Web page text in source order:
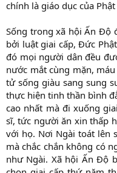
chính là giáo dục của
Sống trong xã hội Ấn Độ
bởi luật giai cấp, Đức
đó mọi người dân đều
nước mắt cùng mặn,
tử sống giàu sang sung
thực hiện tinh thần bình
cao nhất mà đi xuống
sĩ, tức người ăn xin thấp
với họ. Nơi Ngài toát lên
mà chắc chắn không có
như Ngài. Xã hội Ấn Độ